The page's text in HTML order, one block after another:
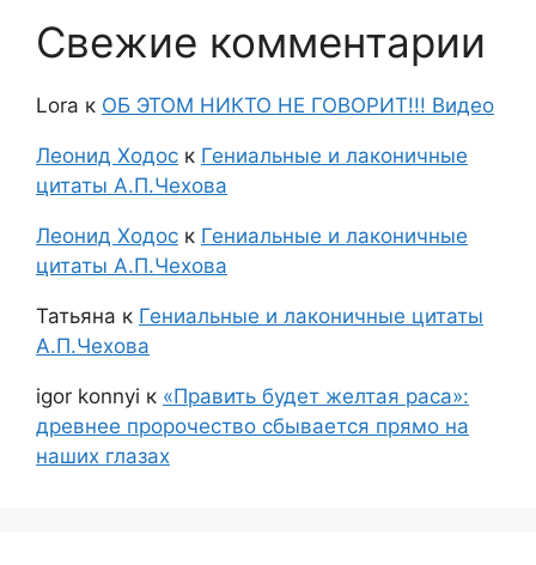
Свежие комментарии
Lora к ОБ ЭТОМ НИКТО НЕ ГОВОРИТ!!! Видео
Леонид Ходос к Гениальные и лаконичные
цитаты А.П.Чехова
Леонид Ходос к Гениальные и лаконичные
цитаты А.П.Чехова
Татьяна к Гениальные и лаконичные цитаты
А.П.Чехова
igor konnyi к «Править будет желтая раса»:
древнее пророчество сбывается прямо на
наших глазах